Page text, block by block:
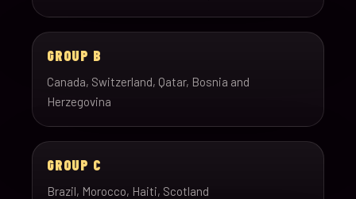
GROUP B
Canada, Switzerland, Qatar, Bosnia and
Herzegovina
GROUP C
Brazil, Morocco, Haiti, Scotland